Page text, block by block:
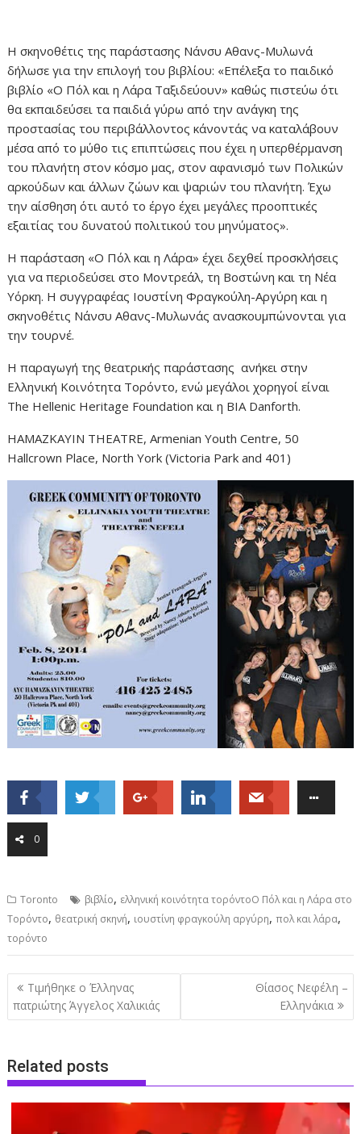
Η σκηνοθέτις της παράστασης Νάνσυ Αθανς-Μυλωνά
δήλωσε για την επιλογή του βιβλίου: «Επέλεξα το παιδικό
βιβλίο «Ο Πόλ και η Λάρα Ταξιδεύουν» καθώς πιστεύω ότι
θα εκπαιδεύσει τα παιδιά γύρω από την ανάγκη της
προστασίας του περιβάλλοντος κάνοντάς να καταλάβουν
μέσα από το μύθο τις επιπτώσεις που έχει η υπερθέρμανση
του πλανήτη στον κόσμο μας, στον αφανισμό των Πολικών
αρκούδων και άλλων ζώων και ψαριών του πλανήτη. Έχω
την αίσθηση ότι αυτό το έργο έχει μεγάλες προοπτικές
εξαιτίας του δυνατού πολιτικού του μηνύματος».
Η παράσταση «Ο Πόλ και η Λάρα» έχει δεχθεί προσκλήσεις
για να περιοδεύσει στο Μοντρεάλ, τη Βοστώνη και τη Νέα
Υόρκη. Η συγγραφέας Ιουστίνη Φραγκούλη-Αργύρη και η
σκηνοθέτις Νάνσυ Αθανς-Μυλωνάς ανασκουμπώνονται για
την τουρνέ.
Η παραγωγή της θεατρικής παράστασης ανήκει στην
Ελληνική Κοινότητα Τορόντο, ενώ μεγάλοι χορηγοί είναι
The Hellenic Heritage Foundation και η BIA Danforth.
HAMAZKAYIN THEATRE,Armenian Youth Centre, 50
Hallcrown Place, North York(Victoria Park and 401)
0
Toronto βιβλίο, ελληνική κοινότητα τορόντοΟ Πόλ και η Λάρα στο
Τορόντο, θεατρική σκηνή, ιουστίνη φραγκούλη αργύρη,πολ και λάρα,
τορόντο
Post
navigation
Τιμήθηκε ο Έλληνας
πατριώτης Άγγελος Χαλικιάς
Θίασος Νεφέλη –
Ελληνάκια
Related posts